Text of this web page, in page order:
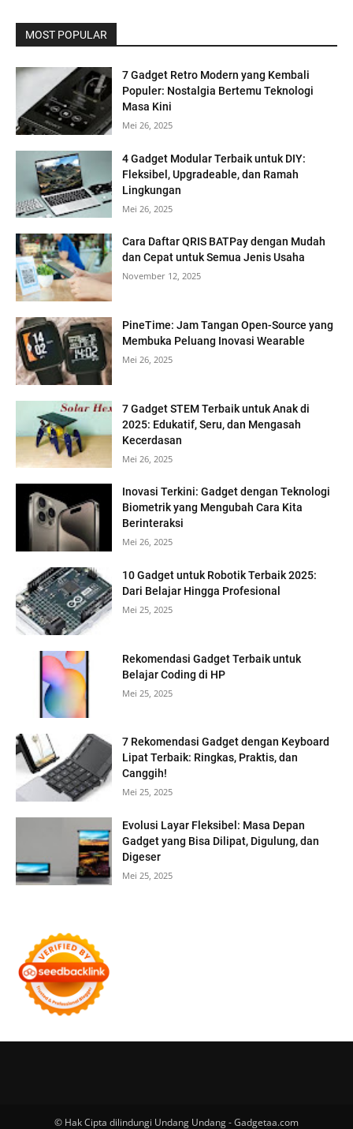
MOST POPULAR
7 Gadget Retro Modern yang Kembali
Populer: Nostalgia Bertemu Teknologi
Masa Kini
Mei 26, 2025
4 Gadget Modular Terbaik untuk DIY:
Fleksibel, Upgradeable, dan Ramah
Lingkungan
Mei 26, 2025
Cara Daftar QRIS BATPay dengan Mudah
dan Cepat untuk Semua Jenis Usaha
November 12, 2025
PineTime: Jam Tangan Open-Source yang
Membuka Peluang Inovasi Wearable
Mei 26, 2025
7 Gadget STEM Terbaik untuk Anak di
2025: Edukatif, Seru, dan Mengasah
Kecerdasan
Mei 26, 2025
Inovasi Terkini: Gadget dengan Teknologi
Biometrik yang Mengubah Cara Kita
Berinteraksi
Mei 26, 2025
10 Gadget untuk Robotik Terbaik 2025:
Dari Belajar Hingga Profesional
Mei 25, 2025
Rekomendasi Gadget Terbaik untuk
Belajar Coding di HP
Mei 25, 2025
7 Rekomendasi Gadget dengan Keyboard
Lipat Terbaik: Ringkas, Praktis, dan
Canggih!
Mei 25, 2025
Evolusi Layar Fleksibel: Masa Depan
Gadget yang Bisa Dilipat, Digulung, dan
Digeser
Mei 25, 2025
© Hak Cipta dilindungi Undang Undang - Gadgetaa.com